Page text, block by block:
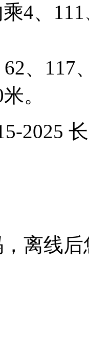
4、
、117
。
2025
离线